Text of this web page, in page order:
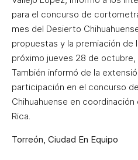
para el concurso de
mes del Desierto
propuestas y la premiación de
próximo jueves 28 de octubre,
También informó de la
participación en el concurso
Chihuahuense en
Rica.
Torreón, Ciudad En Equipo